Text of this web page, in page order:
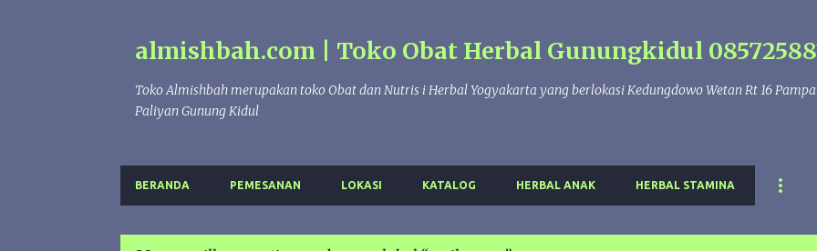
almishbah.com | Toko Obat Herbal Gunungkidul
Toko Almishbah merupakan toko Obat dan Nutris i Herbal Yogyakarta yang berlokasi Kedungdowo Wetan Rt 16
Paliyan Gunung Kidul
BERANDA PEMESANAN LOKASI KATALOG HERBAL ANAK HERBAL STAMINA